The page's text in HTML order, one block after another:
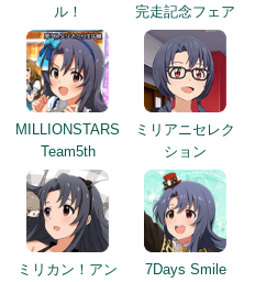
ル！
完走記念フェア
MILLIONSTARS
Team5th
ミリアニセレク
ション
ミリカン！アン
7Days Smile